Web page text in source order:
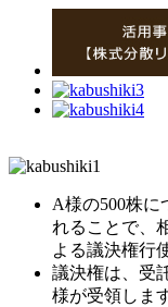
A様の500株に
れることで、
よる議決権行
議決権は、受
様が受領しま